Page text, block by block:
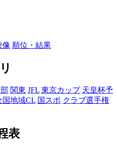
像 順位・結果
関東 JFL 東京カップ 天皇杯予
国地域CL 国スポ クラブ選手権
表